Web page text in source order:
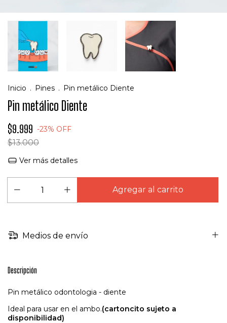
Inicio . Pines . Pin metálico Diente
Pin metálico Diente
$9.999 -23% OFF
$13.000
Ver más detalles
Medios de envío
Descripción
Pin metálico odontologia - diente
Ideal para usar en el ambo.(cartoncito sujeto a
disponibilidad)